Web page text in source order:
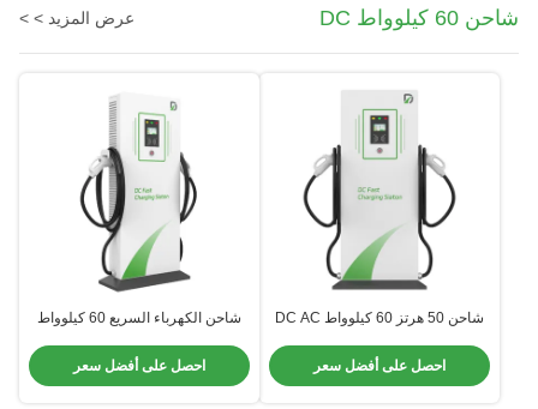
شاحن 60 كيلوواط DC عرض المزيد > >
شاحن 50 هرتز 60 كيلوواط DC AC
LCD مع حماية كهربائية كاملةاحصل على أفضل سعر
شاحن الكهرباء السريع 60 كيلوواط
تحويل الطاقة المتقدمة
احصل على أفضل سعر